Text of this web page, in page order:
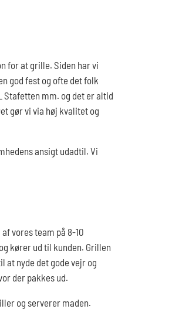
for at grille. Siden har vi
god fest og ofte det folk
mm. og det er altid
gør vi via høj kvalitet og
ansigt udadtil. Vi
vores team på 8-10
kører ud til kunden. Grillen
nyde det gode vejr og
der pakkes ud.
og serverer maden.